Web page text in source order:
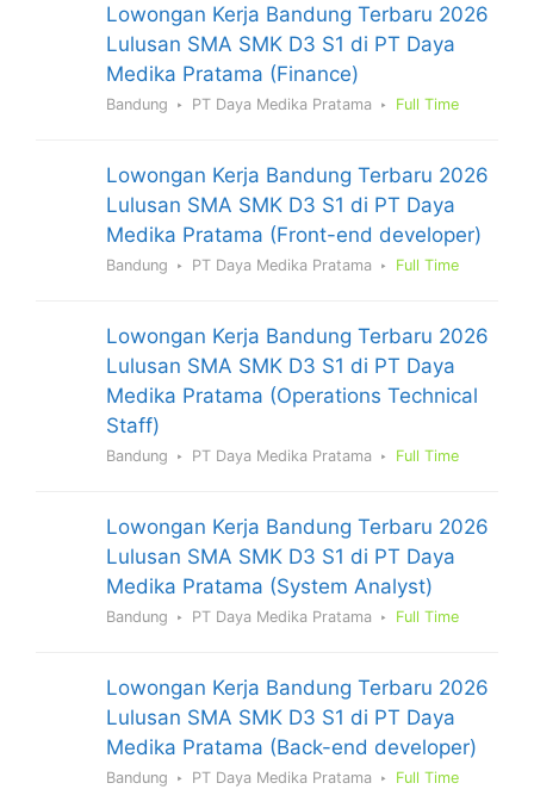
Lowongan Kerja Bandung Terbaru 2026
Lulusan SMA SMK D3 S1 di PT Daya
Medika Pratama (Finance)
Bandung PT Daya Medika Pratama Full Time
Lowongan Kerja Bandung Terbaru 2026
Lulusan SMA SMK D3 S1 di PT Daya
Medika Pratama (Front-end developer)
Bandung PT Daya Medika Pratama Full Time
Lowongan Kerja Bandung Terbaru 2026
Lulusan SMA SMK D3 S1 di PT Daya
Medika Pratama (Operations Technical
Staff)
Bandung PT Daya Medika Pratama Full Time
Lowongan Kerja Bandung Terbaru 2026
Lulusan SMA SMK D3 S1 di PT Daya
Medika Pratama (System Analyst)
Bandung PT Daya Medika Pratama Full Time
Lowongan Kerja Bandung Terbaru 2026
Lulusan SMA SMK D3 S1 di PT Daya
Medika Pratama (Back-end developer)
Bandung PT Daya Medika Pratama Full Time